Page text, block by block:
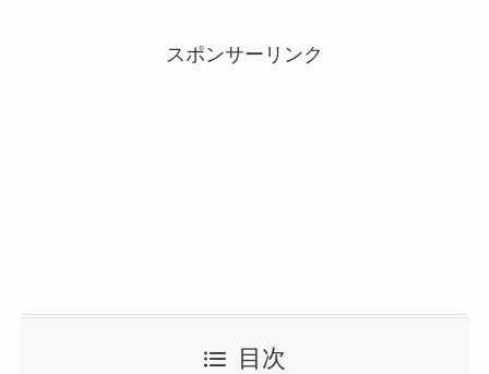
スポンサーリンク
目次